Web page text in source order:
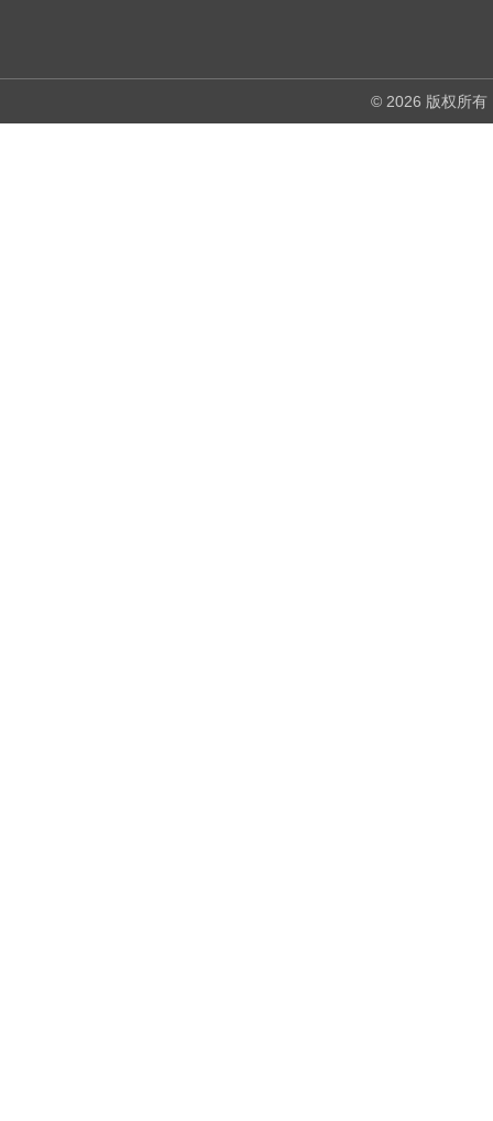
© 2026 版权所